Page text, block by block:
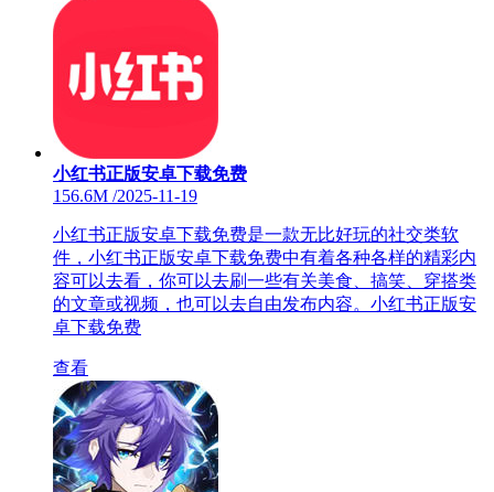
小红书正版安卓下载免费
156.6M /2025-11-19
小红书正版安卓下载免费是一款无比好玩的社交类软
件，小红书正版安卓下载免费中有着各种各样的精彩内
容可以去看，你可以去刷一些有关美食、搞笑、穿搭类
的文章或视频，也可以去自由发布内容。小红书正版安
卓下载免费
查看